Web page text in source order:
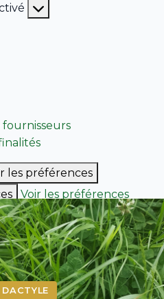
les préférences
Voir les préférences